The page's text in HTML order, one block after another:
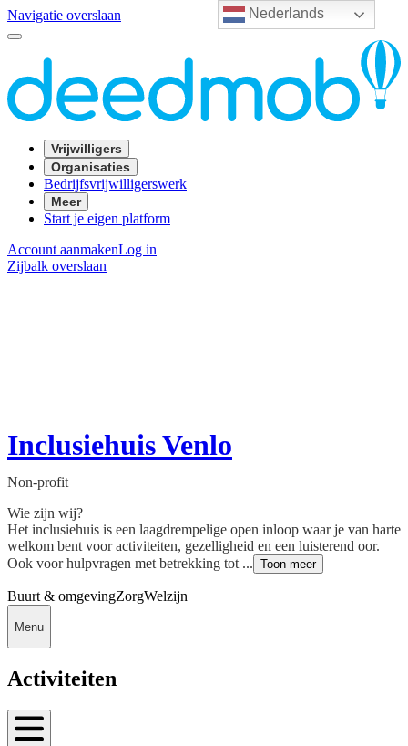
Nederlands
Navigatie overslaan
Vrijwilligers
Organisaties
Bedrijfsvrijwilligerswerk
Meer
Start je eigen platform
Account aanmakenLog in
Zijbalk overslaan
Inclusiehuis Venlo
Non-profit
Wie zijn wij?
Het inclusiehuis is een laagdrempelige open inloop waar je van harte
welkom bent voor activiteiten, gezelligheid en een luisterend oor.
Ook voor hulpvragen met betrekking tot ... Toon meer
Buurt & omgevingZorgWelzijn
Menu
Activiteiten